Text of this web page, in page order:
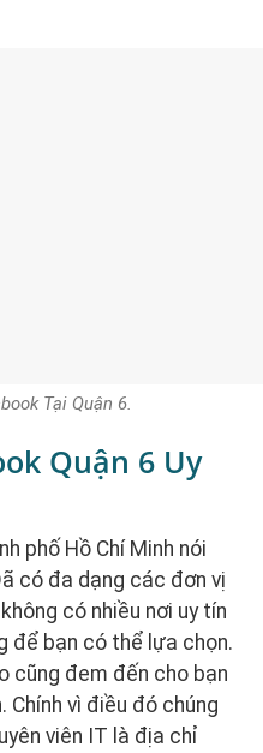
Tại Quận 6.
Quận 6 Uy
phố Hồ Chí Minh nói
có đa dạng các đơn vị
có nhiều nơi uy tín
để bạn có thể lựa chọn.
cũng đem đến cho bạn
vì điều đó chúng
viên IT là địa chỉ